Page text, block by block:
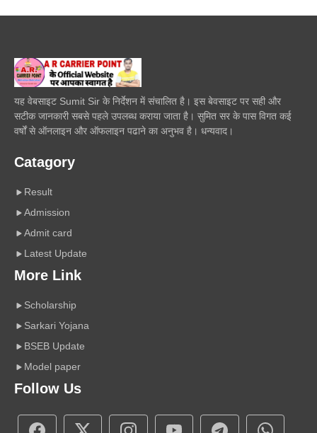
यह वेबसाइट Sumit Sir के निर्देशन में संचालित है। इस बेवसाइट पर सही और
सटीक जानकारी सबसे पहले उपलब्ध कराया जाता है। सुमित सर के पास विगत कई
वर्षों से ऑनलाइन और ऑफलाइन पढाने का अनुभव है। धन्यवाद।
Catagory
Result
Admission
Admit card
Latest Update
More Link
Scholarship
Sarkari Yojana
BSEB Update
Model paper
Follow Us